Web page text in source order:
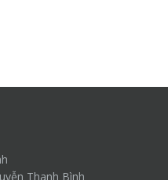
Thanh Bình